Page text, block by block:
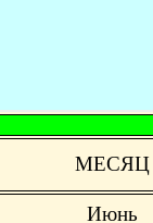
МЕСЯЦ
Июнь